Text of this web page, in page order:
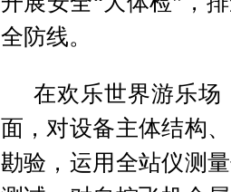
全防线。
在欢乐世界游乐场
面，对设备主体结构
勘验，运用全站仪测